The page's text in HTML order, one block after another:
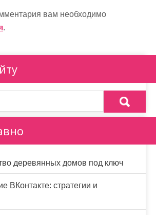
вам необходимо
.
деревянных домов под ключ
ВКонтакте: стратегии и